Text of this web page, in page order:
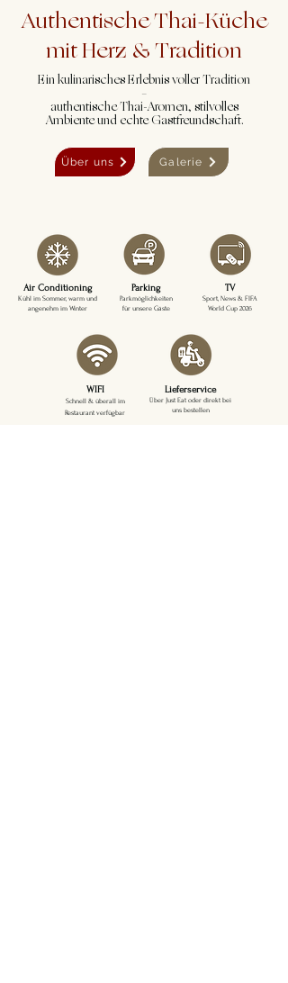
Authentische Thai-Küche
mit Herz & Tradition
Ein kulinarisches Erlebnis voller Tradition
–
authentische Thai-Aromen, stilvolles
Ambiente und echte Gastfreundschaft.
Über uns Galerie
Air Conditioning
Kühl im Sommer, warm und
angenehm im Winter
Parking
Parkmöglichkeiten
für unsere Gäste
TV
Sport, News & FIFA
World Cup 2026
WIFI
Schnell & überall im
Restaurant verfügbar
Lieferservice
Über Just Eat oder direkt bei
uns bestellen